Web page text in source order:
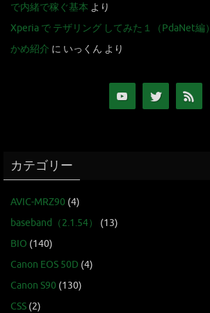
で内緒で稼ぐ基本 より
Xperia で テザリング してみた１（PdaNet編）
かめ紹介 に いっくん より
カテゴリー
AVIC-MRZ90 (4)
baseband（2.1.54）
(13)
BIO (140)
Canon EOS 50D (4)
Canon S90 (130)
CSS (2)